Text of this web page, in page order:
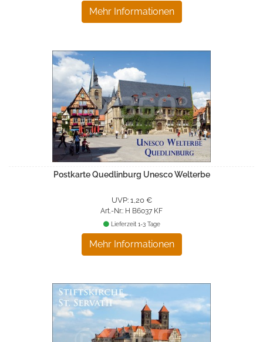
Mehr Informationen
Postkarte Quedlinburg Unesco Welterbe
UVP: 1,20 €
Art.-Nr.: H B6037 KF
Mehr Informationen
Lieferzeit 1-3 Tage